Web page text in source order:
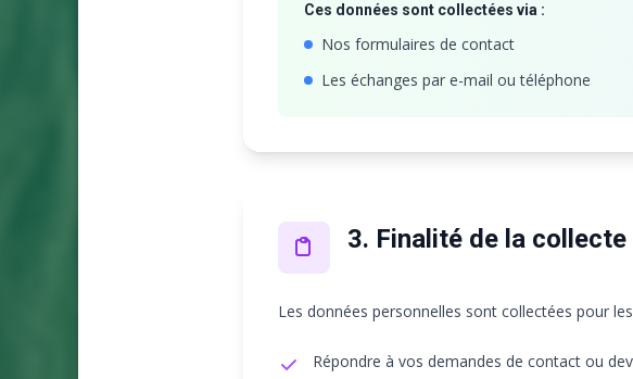
Ces données sont collectées via :
Nos formulaires de contact
Les échanges par e-mail ou téléphone
3. Finalité de la collecte
Les données personnelles sont collectées pour
Répondre à vos demandes de contact ou